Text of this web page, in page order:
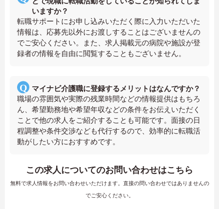
いますか？
転職サポートにお申し込みいただく際に入力いただいた
情報は、応募先以外にお渡しすることはございませんの
でご安心ください。また、求人掲載元の病院や施設が登
録者の情報を自由に閲覧することもございません。
マイナビ介護職に登録するメリットはなんですか？
職場の雰囲気や実際の残業時間などの情報提供はもちろ
ん、希望勤務地や希望年収などの条件をお伝えいただく
ことで他の求人をご紹介することも可能です。面接の日
程調整や条件交渉なども代行するので、効率的に転職活
動がしたい方におすすめです。
この求人についてのお問い合わせはこちら
無料で求人情報をお問い合わせいただけます。直接の問い合わせではありませんの
でご安心ください。